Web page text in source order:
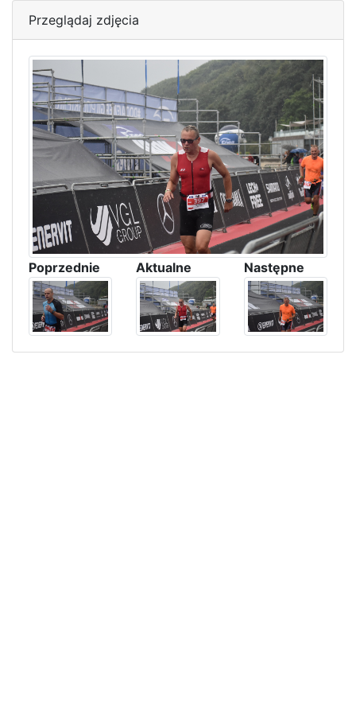
Przeglądaj zdjęcia
Poprzednie Aktualne Następne